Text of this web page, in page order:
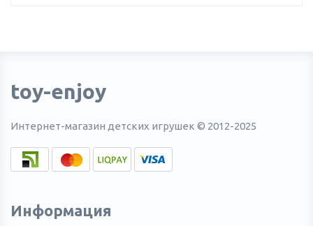
toy-enjoy
Интернет-магазин детских игрушек © 2012-2025
Информация